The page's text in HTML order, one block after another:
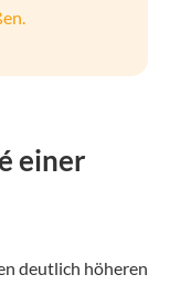
einer
deutlich höheren